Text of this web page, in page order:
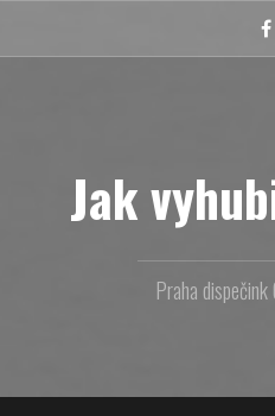
obsahu
Jak
Praha